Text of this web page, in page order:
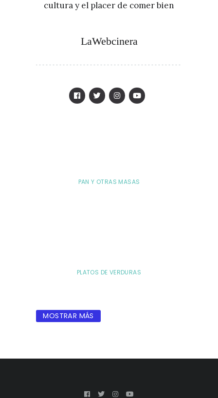
cultura y el placer de comer bien
LaWebcinera
PAN Y OTRAS MASAS
PLATOS DE VERDURAS
MOSTRAR MÁS